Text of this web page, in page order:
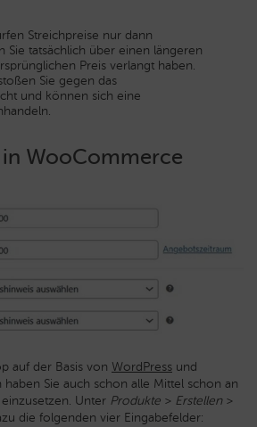
Streichpreise nur dann
Sie tatsächlich über einen längeren
Preis verlangt haben.
Sie gegen das
und können sich eine
WooCommerce
auf der Basis von WordPress und
haben Sie auch schon alle Mittel schon an
Unter Produkte > Erstellen>
die folgenden vier Eingabefelder: